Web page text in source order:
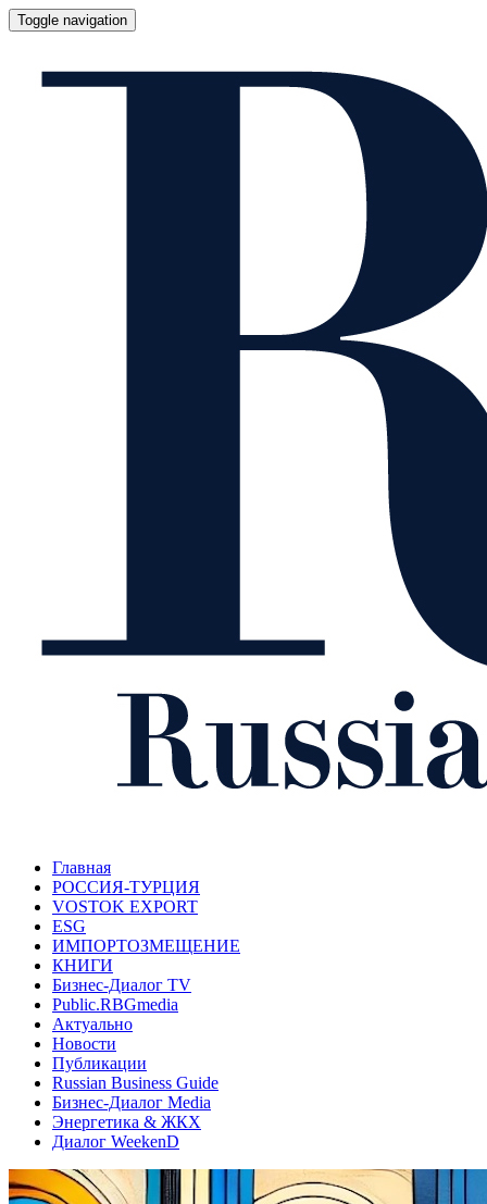
Toggle navigation
Главная
РОССИЯ-ТУРЦИЯ
VOSTOK EXPORT
ESG
ИМПОРТОЗМЕЩЕНИЕ
КНИГИ
Бизнес-Диалог TV
Public.RBGmedia
Актуально
Новости
Публикации
Russian Business Guide
Бизнес-Диалог Media
Энергетика & ЖКХ
Диалог WeekenD